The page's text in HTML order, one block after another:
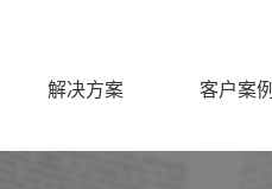
解决方案 客户案例